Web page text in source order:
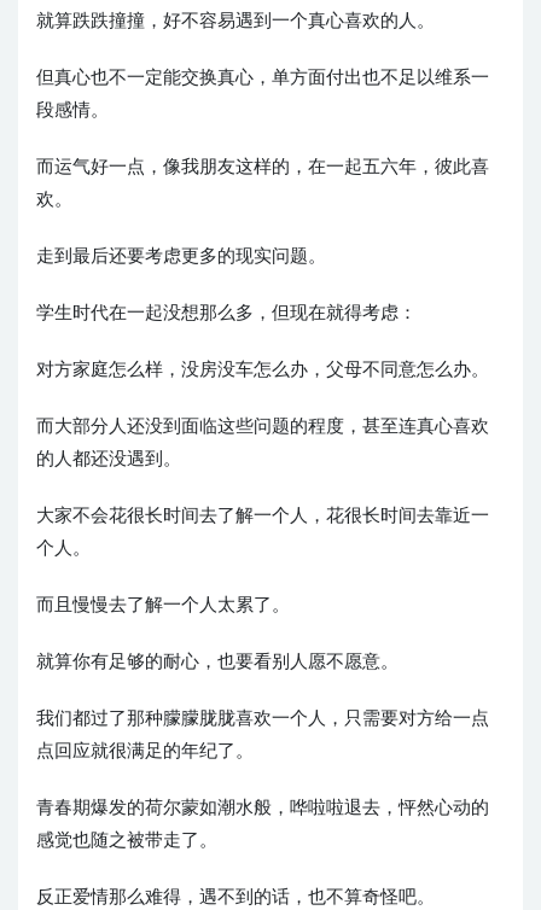
就算跌跌撞撞，好不容易遇到一个真心喜欢的人。
但真心也不一定能交换真心，单方面付出也不足以维系一
段感情。
而运气好一点，像我朋友这样的，在一起五六年，彼此喜
欢。
走到最后还要考虑更多的现实问题。
学生时代在一起没想那么多，但现在就得考虑：
对方家庭怎么样，没房没车怎么办，父母不同意怎么办。
而大部分人还没到面临这些问题的程度，甚至连真心喜欢
的人都还没遇到。
大家不会花很长时间去了解一个人，花很长时间去靠近一
个人。
而且慢慢去了解一个人太累了。
就算你有足够的耐心，也要看别人愿不愿意。
我们都过了那种朦朦胧胧喜欢一个人，只需要对方给一点
点回应就很满足的年纪了。
青春期爆发的荷尔蒙如潮水般，哗啦啦退去，怦然心动的
感觉也随之被带走了。
反正爱情那么难得，遇不到的话，也不算奇怪吧。